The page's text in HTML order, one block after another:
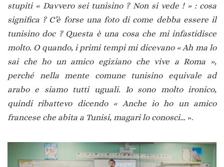
stupiti « Davvero sei tunisino ? Non si vede ! » : cosa
significa ? C’è forse una foto di come debba essere il
tunisino doc ? Questa è una cosa che mi infastidisce
molto. O quando, i primi tempi mi dicevano « Ah ma lo
sai che ho un amico egiziano che vive a Roma »,
perché nella mente comune tunisino equivale ad
arabo e siamo tutti uguali. Io sono molto ironico,
quindi ribattevo dicendo « Anche io ho un amico
francese che abita a Tunisi, magari lo conosci… ».